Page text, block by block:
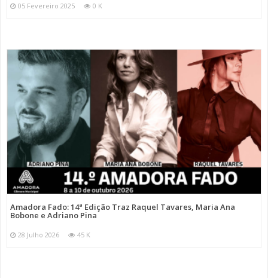
05 Fevereiro 2025 0 K
Amadora Fado: 14ª Edição Traz Raquel Tavares, Maria Ana
Bobone e Adriano Pina
28 Julho 2026 45 K